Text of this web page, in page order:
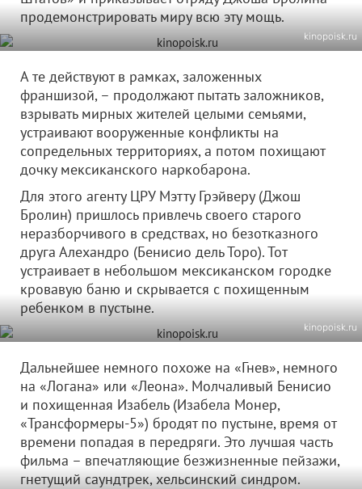
продемонстрировать миру всю эту мощь.
kinopoisk.ru
А те действуют в рамках, заложенных
франшизой, – продолжают пытать заложников,
взрывать мирных жителей целыми семьями,
устраивают вооруженные конфликты на
сопредельных территориях, а потом похищают
дочку мексиканского наркобарона.
Для этого агенту ЦРУ Мэтту Грэйверу (Джош
Бролин) пришлось привлечь своего старого
неразборчивого в средствах, но безотказного
друга Алехандро (Бенисио дель Торо). Тот
устраивает в небольшом мексиканском городке
кровавую баню и скрывается с похищенным
ребенком в пустыне.
kinopoisk.ru
Дальнейшее немного похоже на «Гнев», немного
на «Логана» или «Леона». Молчаливый Бенисио
и похищенная Изабель (Изабела Монер,
«Трансформеры-5») бродят по пустыне, время от
времени попадая в передряги. Это лучшая часть
фильма – впечатляющие безжизненные пейзажи,
гнетущий саундтрек, хельсинский синдром.